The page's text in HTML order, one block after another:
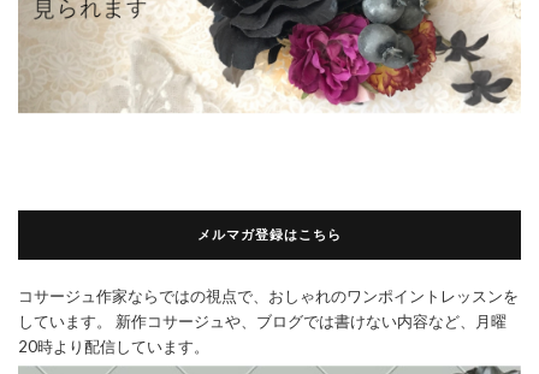
メルマガ登録はこちら
コサージュ作家ならではの視点で、おしゃれのワンポイントレッスンを
しています。 新作コサージュや、ブログでは書けない内容など、月曜
20時より配信しています。